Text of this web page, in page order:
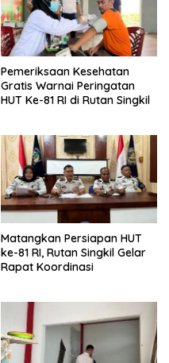
Pemeriksaan Kesehatan
Gratis Warnai Peringatan
HUT Ke-81 RI di Rutan Singkil
Matangkan Persiapan HUT
ke-81 RI, Rutan Singkil Gelar
Rapat Koordinasi